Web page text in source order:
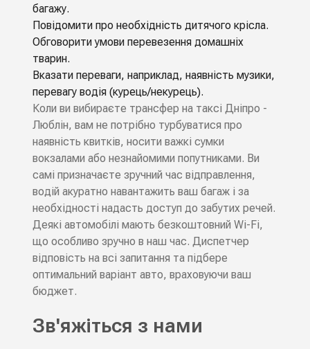
багажу.
Повідомити про необхідність дитячого крісла.
Обговорити умови перевезення домашніх
тварин.
Вказати переваги, наприклад, наявність музики,
перевагу водія (курець/некурець).
Коли ви вибираєте трансфер на таксі Дніпро -
Люблін, вам не потрібно турбуватися про
наявність квитків, носити важкі сумки
вокзалами або незнайомими попутниками. Ви
самі призначаєте зручний час відправлення,
водій акуратно навантажить ваш багаж і за
необхідності надасть доступ до забутих речей.
Деякі автомобілі мають безкоштовний Wi-Fi,
що особливо зручно в наш час. Диспетчер
відповість на всі запитання та підбере
оптимальний варіант авто, враховуючи ваш
бюджет.
Зв'яжіться з нами